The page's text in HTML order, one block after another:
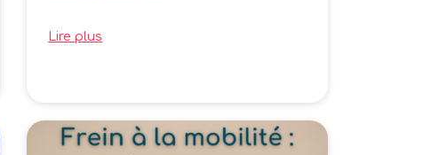
Lire plus